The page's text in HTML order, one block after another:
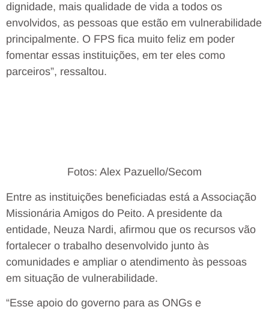
dignidade, mais qualidade de vida a todos os
envolvidos, as pessoas que estão em vulnerabilidade
principalmente. O FPS fica muito feliz em poder
fomentar essas instituições, em ter eles como
parceiros”, ressaltou.
Fotos: Alex Pazuello/Secom
Entre as instituições beneficiadas está a Associação
Missionária Amigos do Peito. A presidente da
entidade, Neuza Nardi, afirmou que os recursos vão
fortalecer o trabalho desenvolvido junto às
comunidades e ampliar o atendimento às pessoas
em situação de vulnerabilidade.
“Esse apoio do governo para as ONGs e